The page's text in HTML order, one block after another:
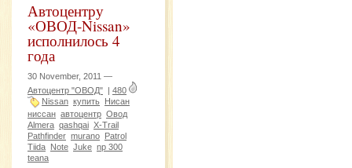
Автоцентру
«ОВОД-Nissan»
исполнилось 4
года
30 November, 2011 —
Автоцентр "ОВОД" | 480
Nissan купить Нисан
ниссан автоцентр Овод
Almera qashqai X-Trail
Pathfinder murano Patrol
Tiida Note Juke np 300
teana